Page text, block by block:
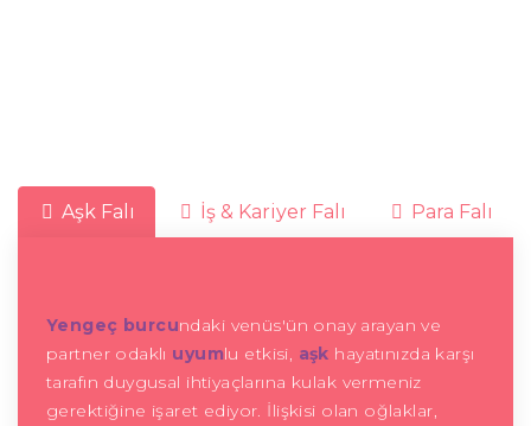
Aşk Falı İş & Kariyer Falı Para Falı
Yengeç burcundaki venüs'ün onay arayan ve
partner odaklı uyumlu etkisi, aşk hayatınızda karşı
tarafın duygusal ihtiyaçlarına kulak vermeniz
gerektiğine işaret ediyor. İlişkisi olan oğlaklar,